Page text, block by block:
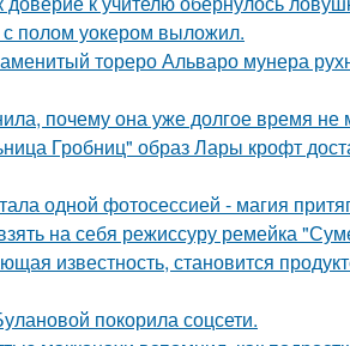
полом уокером выложил.
тореро Альваро мунера
почему она уже долгое время не
Гробниц" образ Лары крофт
одной фотосессией - магия
на себя режиссуру ремейка
известность, становится
покорила соцсети.